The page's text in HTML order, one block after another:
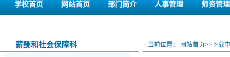
学校首页 网站首页 部门简介 人事管理 师资管理
薪酬和社会保障科 当前位置： 网站首页>> 下载